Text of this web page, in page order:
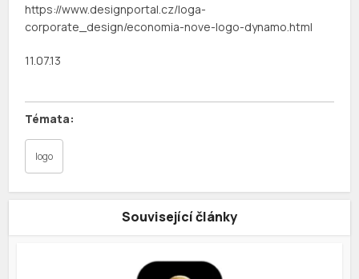
https://www.designportal.cz/loga-
corporate_design/economia-nove-logo-dynamo.html
11.07.13
logo
Související články